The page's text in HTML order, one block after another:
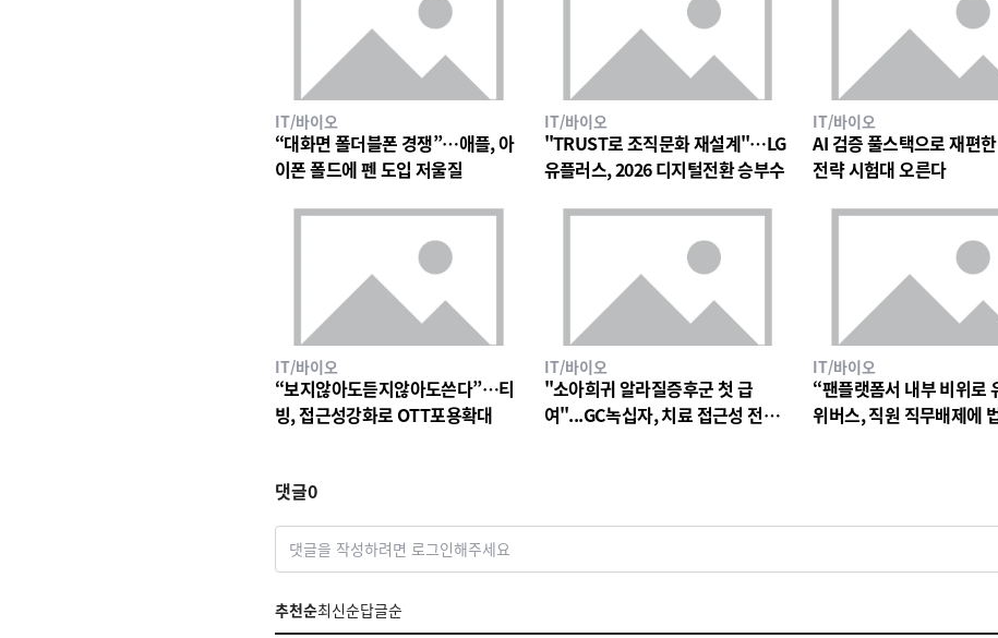
IT/바이오
“대화면 폴더블폰 경쟁”…애플, 아
이폰 폴드에 펜 도입 저울질
IT/바이오
"TRUST로 조직문화 재설계"…LG
유플러스, 2026 디지털전환 승부수
IT/바이오
AI 검증 풀스택으로 재편
전략 시험대 오른다
IT/바이오
“보지않아도듣지않아도쓴다”…티
빙, 접근성강화로 OTT포용확대
IT/바이오
"소아희귀 알라질증후군 첫 급
여"...GC녹십자, 치료 접근성 전환
IT/바이오
“팬플랫폼서 내부 비위
위버스, 직원 직무배제에
댓글0
댓글을 작성하려면 로그인해주세요
추천순최신순답글순